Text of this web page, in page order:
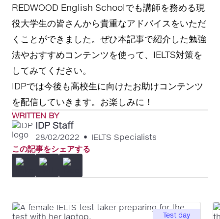
REDWOOD English Schoolでも講師を務める現
役大学生の皆さんから貴重なアドバイスをいただ
くことができました。ぜひ本記事で紹介した勉強
法やおすすめコンテンツを使って、IELTS対策を
してみてください。
IDPでは今後も高校生に向けたお助けコンテンツ
を配信していきます。お楽しみに！
WRITTEN BY
IDP Staff
28/02/2022 • IELTS Specialists
この記事をシェアする
Test day